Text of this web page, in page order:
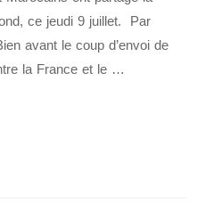
ce jeudi 9 juillet. Par
avant le coup d’envoi de
la France et le …